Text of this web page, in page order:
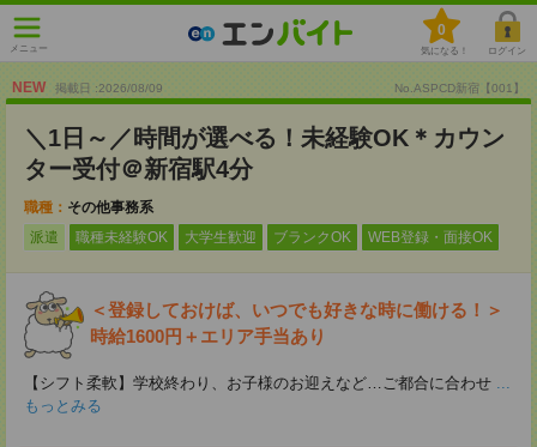
メニュー
0
気になる！ ログイン
NEW 掲載日 :2026/08/09 No.ASPCD新宿【001】
＼1日～／時間が選べる！未経験OK＊カウン
ター受付＠新宿駅4分
職種： その他事務系
派遣
職種未経験OK 大学生歓迎 ブランクOK WEB登録・面接OK
＜登録しておけば、いつでも好きな時に働ける！＞
時給1600円＋エリア手当あり
【シフト柔軟】学校終わり、お子様のお迎えなど…ご都合に合わせ ...
もっとみる